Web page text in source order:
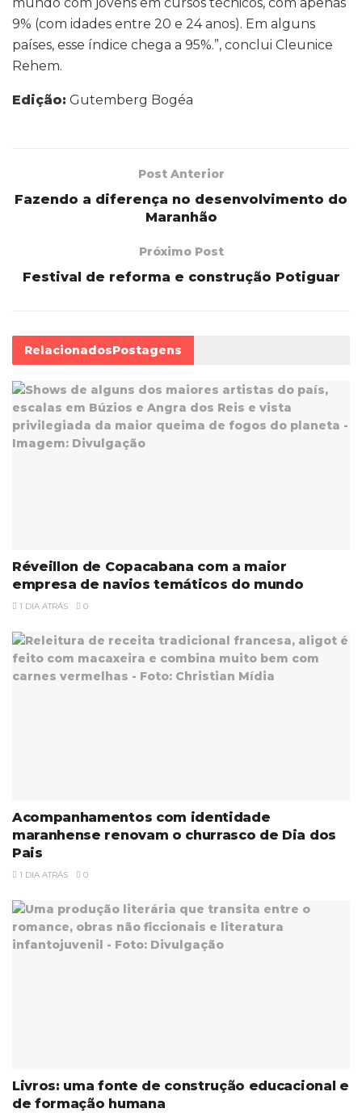
9% (com idades entre 20 e 24 anos). Em alguns
países, esse índice chega a 95%.”, conclui Cleunice
Rehem.
Edição: Gutemberg Bogéa
Post Anterior
Fazendo a diferença no desenvolvimento do
Maranhão
Próximo Post
Festival de reforma e construção Potiguar
RelacionadosPostagens
Réveillon de Copacabana com a maior
empresa de navios temáticos do mundo
1 DIA ATRÁS 0
Acompanhamentos com identidade
maranhense renovam o churrasco de Dia dos
Pais
1 DIA ATRÁS 0
Livros: uma fonte de construção educacional e
de formação humana